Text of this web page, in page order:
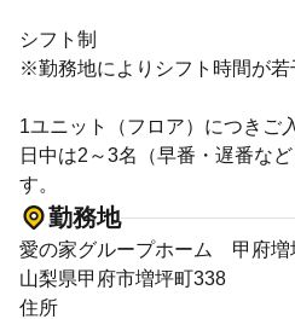
シフト制
※勤務地によりシフト時間が若
1ユニット（フロア）につきご
日中は2～3名（早番・遅番な
す。
勤務地
愛の家グループホーム 甲府増
山梨県甲府市増坪町338
住所